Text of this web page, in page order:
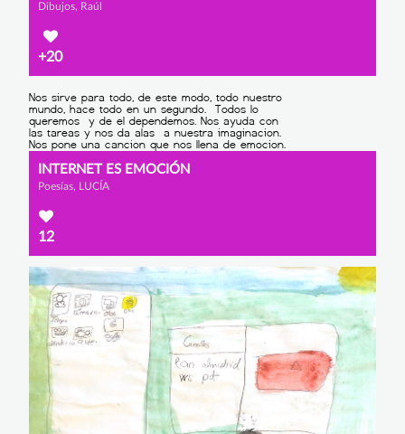
Dibujos, Raúl
+20
INTERNET ES EMOCIÓN
Poesías, LUCÍA
12